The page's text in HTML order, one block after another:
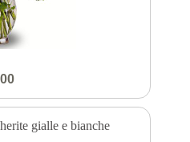
gialle e bianche